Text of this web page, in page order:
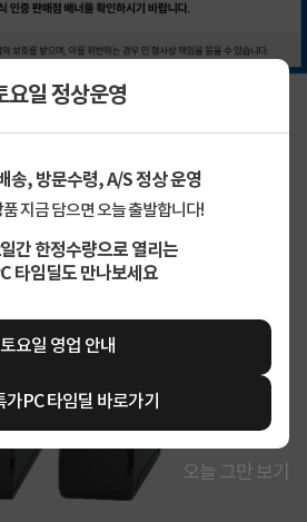
요일 정상운영
송, 방문수령, A/S 정상 운영
지금 담으면 오늘 출발합니다!
간 한정수량으로 열리는
타임딜도 만나보세요
토요일 영업 안내
가PC 타임딜 바로가기
오늘 그만 보기